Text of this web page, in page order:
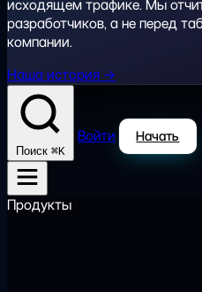
исходящем трафике. Мы
разработчиков, а не перед
компании.
Наша история →
Поиск ⌘K
Войти Начать
Продукты